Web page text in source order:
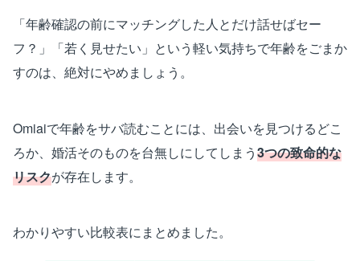
「年齢確認の前にマッチングした人とだけ話せばセー
フ？」「若く見せたい」という軽い気持ちで年齢をごまか
すのは、絶対にやめましょう。
Omiaiで年齢をサバ読むことには、出会いを見つけるどこ
ろか、婚活そのものを台無しにしてしまう3つの致命的な
リスクが存在します。
わかりやすい比較表にまとめました。